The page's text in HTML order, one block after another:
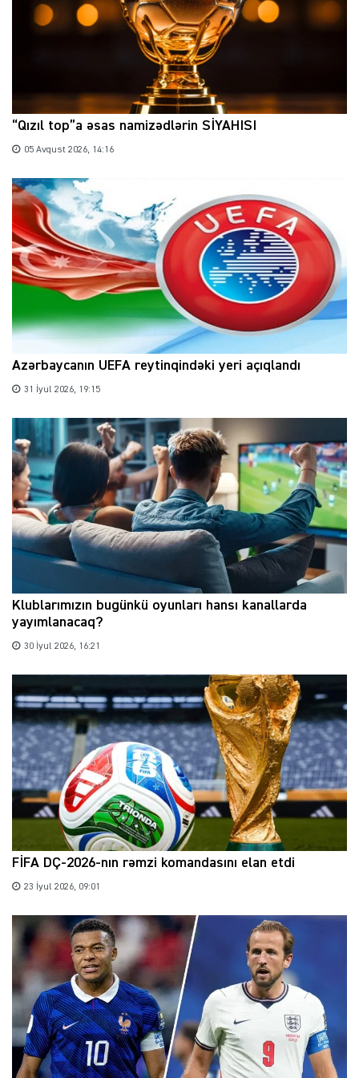
“Qızıl top”a əsas namizədlərin SİYAHISI
05 Avqust 2026, 14:16
Azərbaycanın UEFA reytinqindəki yeri açıqlandı
31 İyul 2026, 19:15
Klublarımızın bugünkü oyunları hansı kanallarda
yayımlanacaq?
30 İyul 2026, 16:21
FİFA DÇ-2026-nın rəmzi komandasını elan etdi
23 İyul 2026, 09:01